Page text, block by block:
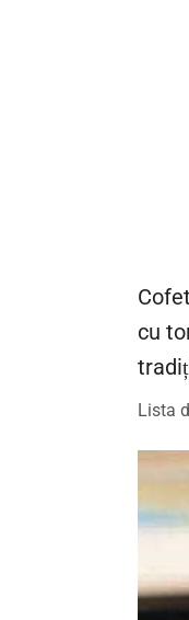
cu
Lista